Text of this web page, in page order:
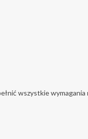
wszystkie wymagania